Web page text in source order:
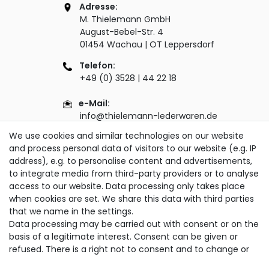
Adresse:
M. Thielemann GmbH
August-Bebel-Str. 4
01454 Wachau | OT Leppersdorf
Telefon:
+49 (0) 3528 | 44 22 18
e-Mail:
info@thielemann-lederwaren.de
WERKSVERKAUF
Erleben Sie direkt in unserer Manufaktur eine
unglaublich große Auswahl an Taschen & Co.
und finden Sie Ihr neues Lieblingsstück!
Öffnungszeiten:
Montag - Freitag
07.00 - 12.00 Uhr und 13.00 - 15.00 Uhr
We use cookies and similar technologies on our website
and process personal data of visitors to our website (e.g. IP
address), e.g. to personalise content and advertisements,
to integrate media from third-party providers or to analyse
access to our website. Data processing only takes place
when cookies are set. We share this data with third parties
that we name in the settings.
Data processing may be carried out with consent or on the
basis of a legitimate interest. Consent can be given or
refused. There is a right not to consent and to change or